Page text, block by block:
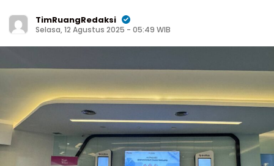
TimRuangRedaksi
Selasa, 12 Agustus 2025 - 05:49 WIB